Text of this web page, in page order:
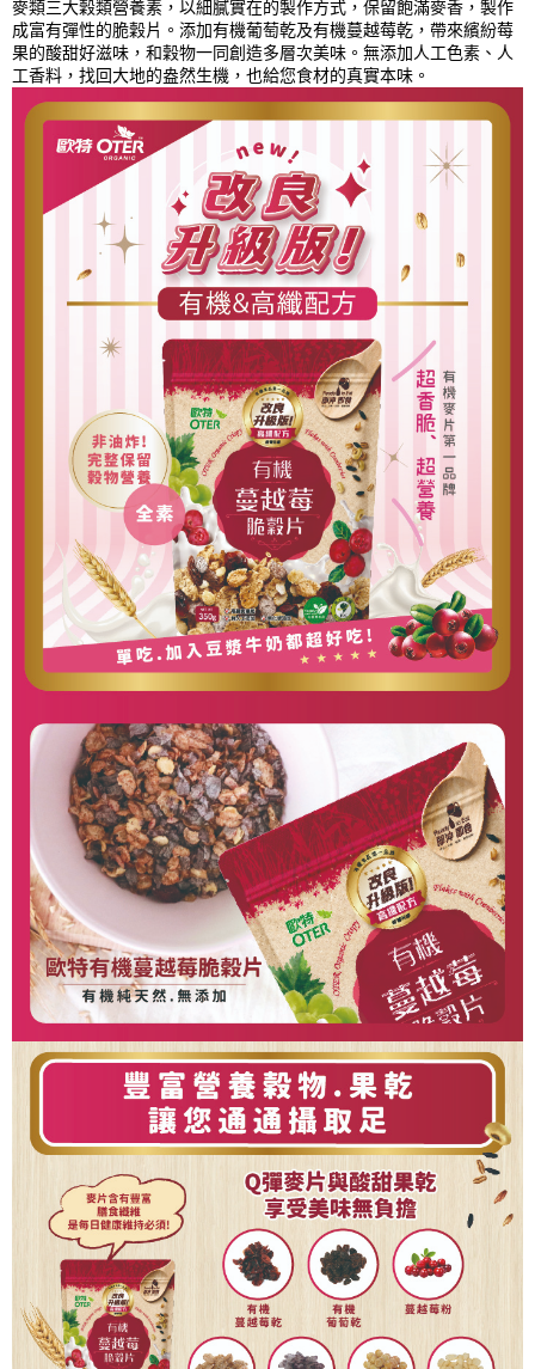
麥類三大穀類營養素，以細膩實在的製作方式，保留飽滿麥香，製作
成富有彈性的脆穀片。添加有機葡萄乾及有機蔓越莓乾，帶來繽紛莓
果的酸甜好滋味，和穀物一同創造多層次美味。無添加人工色素、人
工香料，找回大地的盎然生機，也給您食材的真實本味。